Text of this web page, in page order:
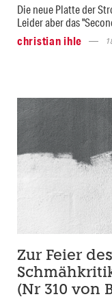
Die neue Platte der
Leider aber das
christian ihle
Zur Feier
(Nr 310 von